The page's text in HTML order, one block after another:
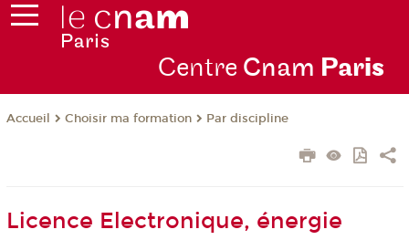
Centre Cnam Paris
Accueil Choisir ma formation Par discipline
Licence Electronique, énergie